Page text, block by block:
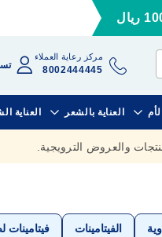
مركز رعاية العملاء
8002444445
العناية بالشعر العناية
والعروض الترويجية.
الفيتامينات فيتامينات